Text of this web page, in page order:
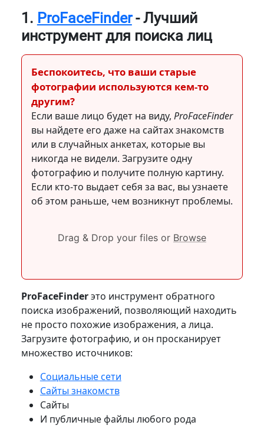
1. ProFaceFinder- Лучший
инструмент для поиска лиц
Беспокоитесь, что ваши старые
фотографии используются кем-то
другим?
Если ваше лицо будет на виду, ProFaceFinder
вы найдете его даже на сайтах знакомств
или в случайных анкетах, которые вы
никогда не видели. Загрузите одну
фотографию и получите полную картину.
Если кто-то выдает себя за вас, вы узнаете
об этом раньше, чем возникнут проблемы.
Drag & Drop your files or Browse
ProFaceFinderэто инструмент обратного
поиска изображений, позволяющий находить
не просто похожие изображения, а лица.
Загрузите фотографию, и он просканирует
множество источников:
Социальные сети
Сайты знакомств
Сайты
И публичные файлы любого рода